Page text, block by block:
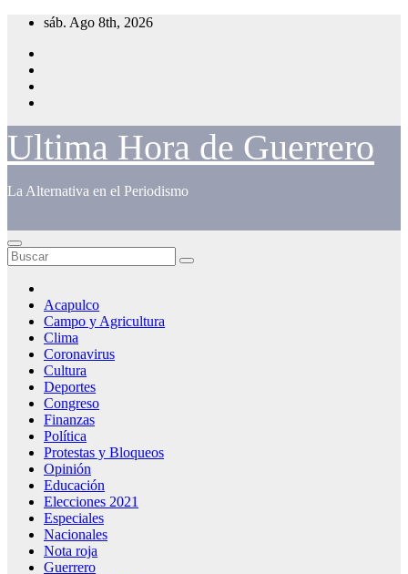
Saltar
contenido
sáb. Ago 8th, 2026
Ultima Hora de Guerrero
La Alternativa en el Periodismo
Acapulco
Campo y Agricultura
Clima
Coronavirus
Cultura
Deportes
Congreso
Finanzas
Política
Protestas y Bloqueos
Opinión
Educación
Elecciones 2021
Especiales
Nacionales
Nota roja
Guerrero